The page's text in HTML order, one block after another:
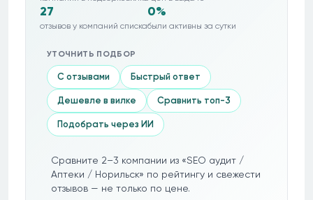
27
отзывов у компаний списка
0%
были активны за сутки
УТОЧНИТЬ ПОДБОР
С отзывами Быстрый ответ
Дешевле в вилке Сравнить топ-3
Подобрать через ИИ
Сравните 2–3 компании из «SEO аудит /
Аптеки / Норильск» по рейтингу и свежести
отзывов — не только по цене.